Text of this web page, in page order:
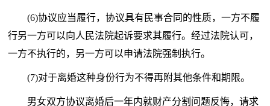
(6)协议应当履行，协议具有民事合同的性质，一方不履
行另一方可以向人民法院起诉要求其履行。经过法院认可，
一方不执行的，另一方可以申请法院强制执行。
(7)对于离婚这种身份行为不得再附其他条件和期限。
男女双方协议离婚后一年内就财产分割问题反悔，请求